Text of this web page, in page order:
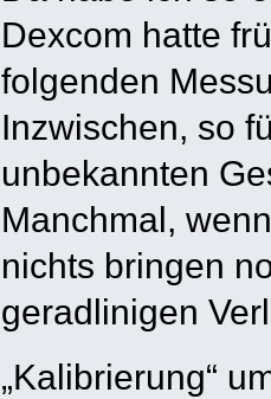
Dexcom hatte
folgenden
Inzwischen, so
unbekannten
Manchmal,
nichts bringen
geradlinigen
„Kalibrierung“